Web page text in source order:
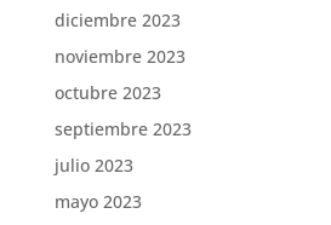
diciembre 2023
noviembre 2023
octubre 2023
septiembre 2023
julio 2023
mayo 2023